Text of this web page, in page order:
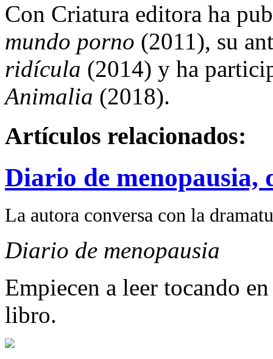
Con Criatura editora ha
mundo porno (2011), su
ridícula (2014) y ha
Animalia (2018).
Artículos relacionados:
Diario de
La autora conversa con la
Diario de menopausia
Empiecen a leer tocando
libro.